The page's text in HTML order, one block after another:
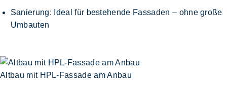
Sanierung: Ideal für bestehende Fassaden – ohne große
Umbauten
Altbau mit HPL-Fassade am Anbau